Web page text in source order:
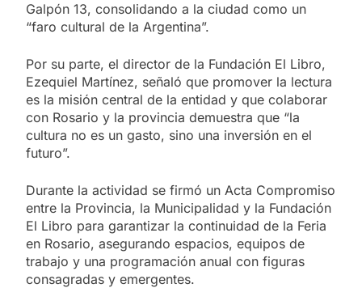
Galpón 13, consolidando a la ciudad como un
“faro cultural de la Argentina”.
Por su parte, el director de la Fundación El Libro,
Ezequiel Martínez, señaló que promover la lectura
es la misión central de la entidad y que colaborar
con Rosario y la provincia demuestra que “la
cultura no es un gasto, sino una inversión en el
futuro”.
Durante la actividad se firmó un Acta Compromiso
entre la Provincia, la Municipalidad y la Fundación
El Libro para garantizar la continuidad de la Feria
en Rosario, asegurando espacios, equipos de
trabajo y una programación anual con figuras
consagradas y emergentes.